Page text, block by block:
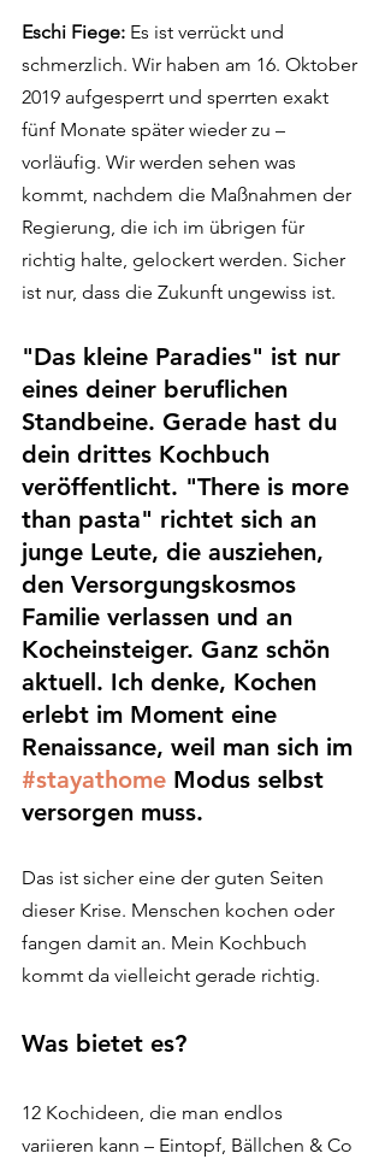
Eschi Fiege: Es ist verrückt und
schmerzlich. Wir haben am 16. Oktober
2019 aufgesperrt und sperrten exakt
fünf Monate später wieder zu –
vorläufig. Wir werden sehen was
kommt, nachdem die Maßnahmen der
Regierung, die ich im übrigen für
richtig halte, gelockert werden. Sicher
ist nur, dass die Zukunft ungewiss ist.
"Das kleine Paradies" ist nur
eines deiner beruflichen
Standbeine. Gerade hast du
dein drittes Kochbuch
veröffentlicht. "There is more
than pasta" richtet sich an
junge Leute, die ausziehen,
den Versorgungskosmos
Familie verlassen und an
Kocheinsteiger. Ganz schön
aktuell. Ich denke, Kochen
erlebt im Moment eine
Renaissance, weil man sich im
#stayathome Modus selbst
versorgen muss.
Das ist sicher eine der guten Seiten
dieser Krise. Menschen kochen oder
fangen damit an. Mein Kochbuch
kommt da vielleicht gerade richtig.
Was bietet es?
12 Kochideen, die man endlos
variieren kann – Eintopf, Bällchen & Co